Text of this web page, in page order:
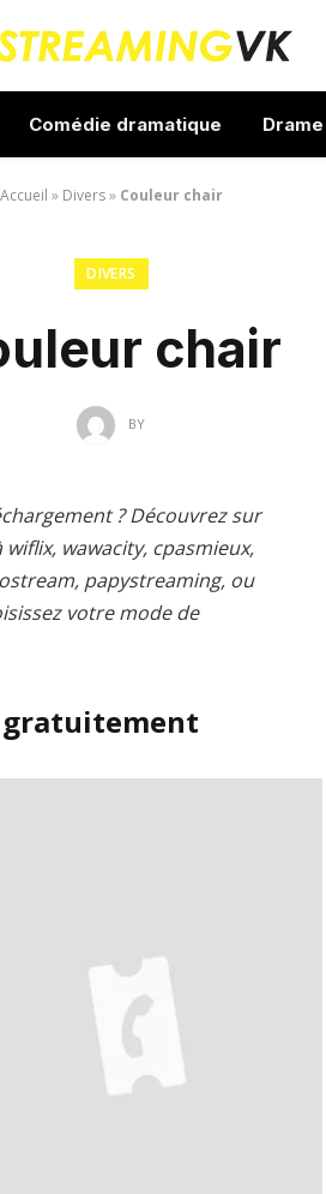
Comédie dramatique Drame
Accueil » Divers» Couleur chair
DIVERS
chair
BY
? Découvrez sur
wawacity, cpasmieux,
papystreaming, ou
votre mode de
gratuitement